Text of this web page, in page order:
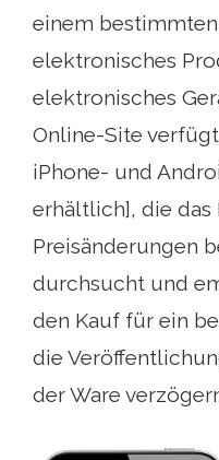
einem
elektronisches
elektronisches
Online-Site
iPhone- und
erhältlich], die das
Preisänderungen
durchsucht und
den Kauf für ein
die
der Ware